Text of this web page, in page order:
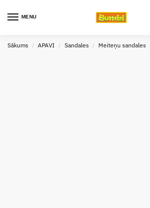
MENU
Sākums / APAVI / Sandales / Meiteņu sandales